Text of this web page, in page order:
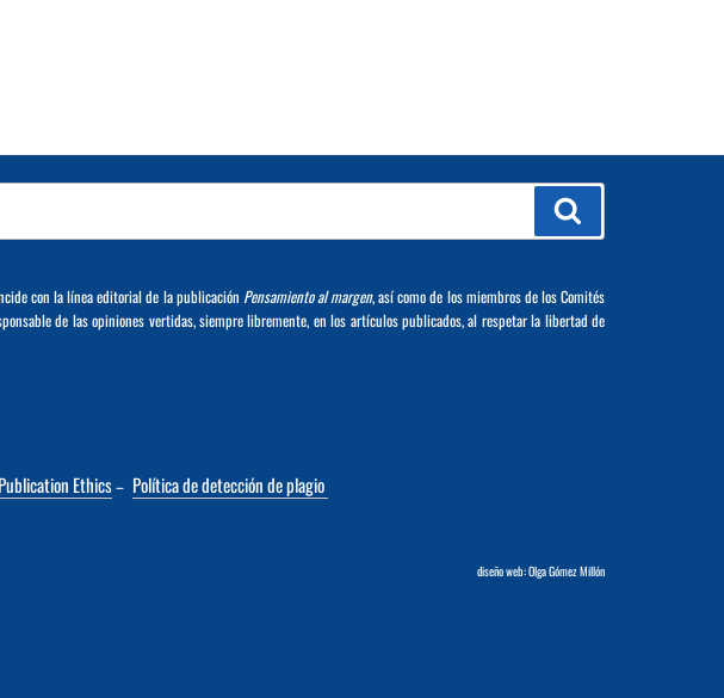
con la línea editorial de la publicación Pensamiento al margen, así como de los miembros de los Comités
de las opiniones vertidas, siempre libremente, en los artículos publicados, al respetar la libertad de
Ethics– Política de detección de plagio
diseño web: Olga Gómez Millón